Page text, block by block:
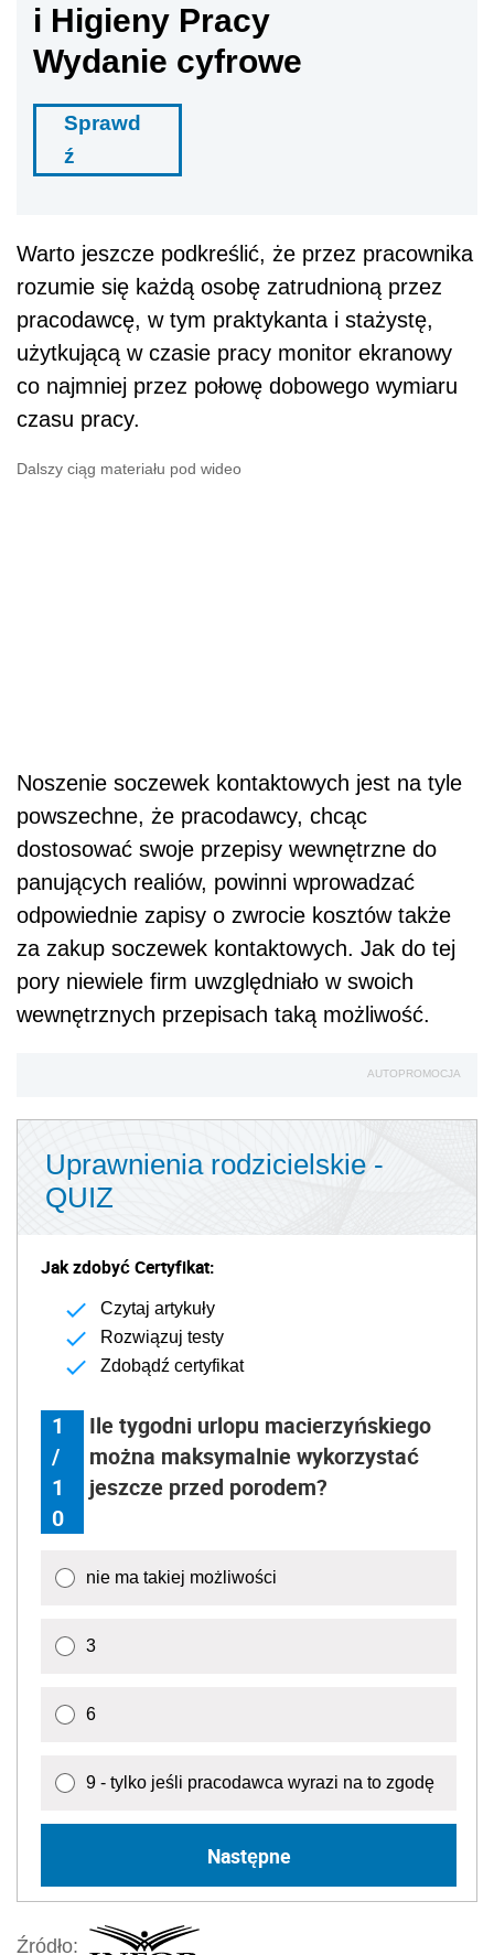
i Higieny Pracy
Wydanie cyfrowe
Sprawd
ź
Warto jeszcze podkreślić, że przez pracownika
rozumie się każdą osobę zatrudnioną przez
pracodawcę, w tym praktykanta i stażystę,
użytkującą w czasie pracy monitor ekranowy
co najmniej przez połowę dobowego wymiaru
czasu pracy.
Dalszy ciąg materiału pod wideo
Noszenie soczewek kontaktowych jest na tyle
powszechne, że pracodawcy, chcąc
dostosować swoje przepisy wewnętrzne do
panujących realiów, powinni wprowadzać
odpowiednie zapisy o zwrocie kosztów także
za zakup soczewek kontaktowych. Jak do tej
pory niewiele firm uwzględniało w swoich
wewnętrznych przepisach taką możliwość.
AUTOPROMOCJA
Uprawnienia rodzicielskie -
QUIZ
Jak zdobyć Certyfikat:
Czytaj artykuły
Rozwiązuj testy
Zdobądź certyfikat
1
/
1
0
Ile tygodni urlopu macierzyńskiego
można maksymalnie wykorzystać
jeszcze przed porodem?
nie ma takiej możliwości
3
6
9 - tylko jeśli pracodawca wyrazi na to zgodę
Następne
Źródło: